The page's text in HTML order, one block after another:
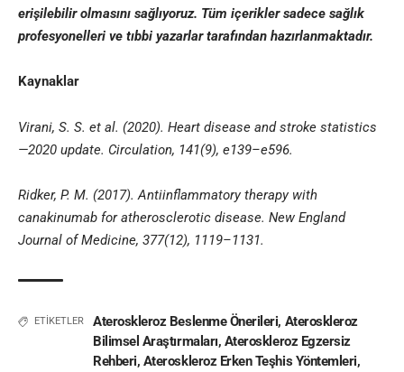
erişilebilir olmasını sağlıyoruz. Tüm içerikler sadece sağlık
profesyonelleri ve tıbbi yazarlar tarafından hazırlanmaktadır.
Kaynaklar
Virani, S. S. et al. (2020). Heart disease and stroke statistics
—2020 update. Circulation, 141(9), e139–e596.
Ridker, P. M. (2017). Antiinflammatory therapy with
canakinumab for atherosclerotic disease. New England
Journal of Medicine, 377(12), 1119–1131.
ETİKETLER Ateroskleroz Beslenme Önerileri, Ateroskleroz
Bilimsel Araştırmaları, Ateroskleroz Egzersiz
Rehberi, Ateroskleroz Erken Teşhis Yöntemleri,